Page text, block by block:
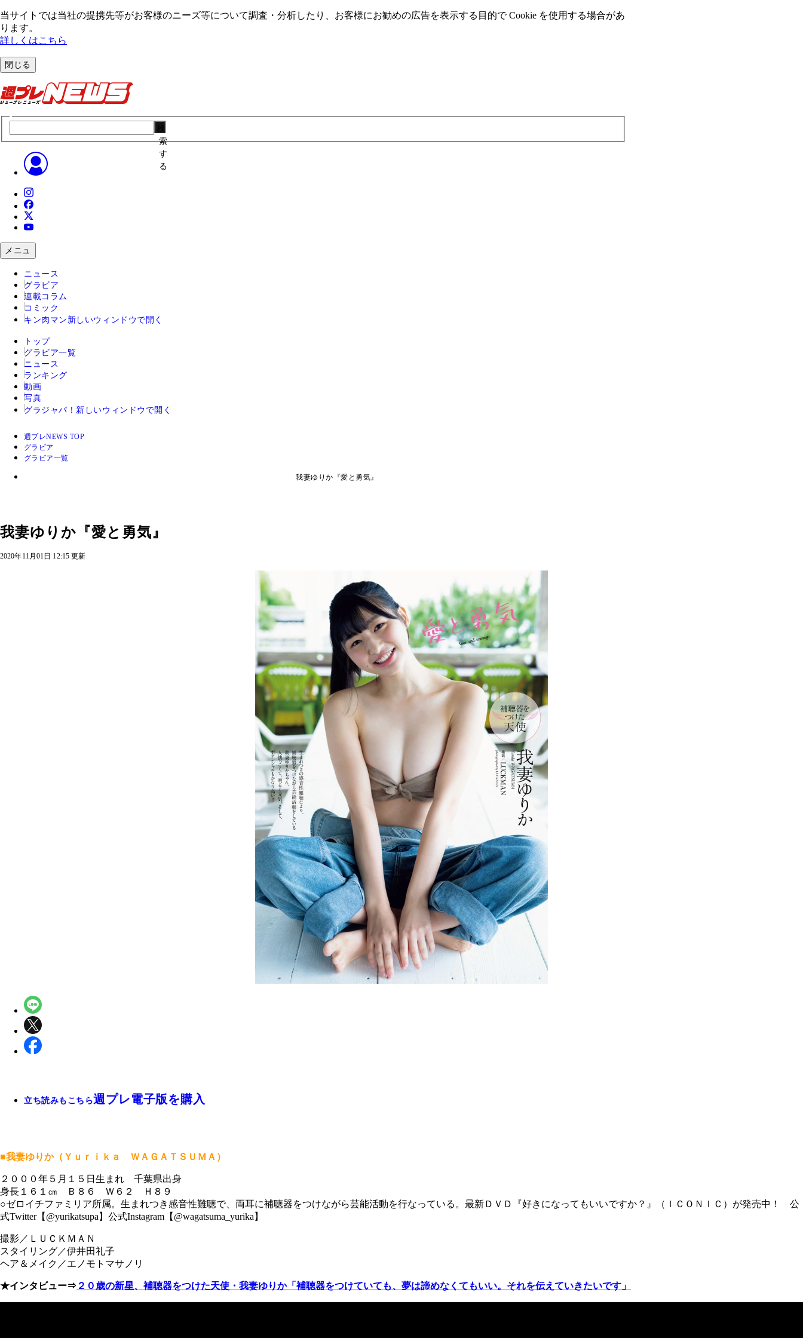
当サイトでは当社の提携先等がお客様のニーズ等について調査・分析したり、お客様にお勧めの広告を表⽰する⽬的で Cookie を使⽤する場合があ
ります。
詳しくはこちら
閉じる
索
す
る
メニュ
ニュース
グラビア
連載コラム
コミック
キン肉マン 新しいウィンドウで開く
トップ
グラビア一覧
ニュース
ランキング
動画
写真
グラジャパ！ 新しいウィンドウで開く
週プレNEWS TOP
グラビア
グラビア一覧
我妻ゆりか『愛と勇気』
我妻ゆりか『愛と勇気』
2020年11月01日 12:15 更新
立ち読みもこちら週プレ電子版を購入
■我妻ゆりか（Ｙｕｒｉｋａ ＷＡＧＡＴＳＵＭＡ）
２０００年５月１５日生まれ 千葉県出身
身長１６１㎝ Ｂ８６ Ｗ６２ Ｈ８９
○ゼロイチファミリア所属。生まれつき感音性難聴で、両耳に補聴器をつけながら芸能活動を行なっている。最新ＤＶＤ『好きになってもいいですか？』（ＩＣＯＮＩＣ）が発売中！ 公
式Twitter【@yurikatsupa】公式Instagram【@wagatsuma_yurika】
撮影／ＬＵＣＫＭＡＮ
スタイリング／伊井田礼子
ヘア＆メイク／エノモトマサノリ
★インタビュー⇒ ２０歳の新星、補聴器をつけた天使・我妻ゆりか「補聴器をつけていても、夢は諦めなくてもいい。それを伝えていきたいです」